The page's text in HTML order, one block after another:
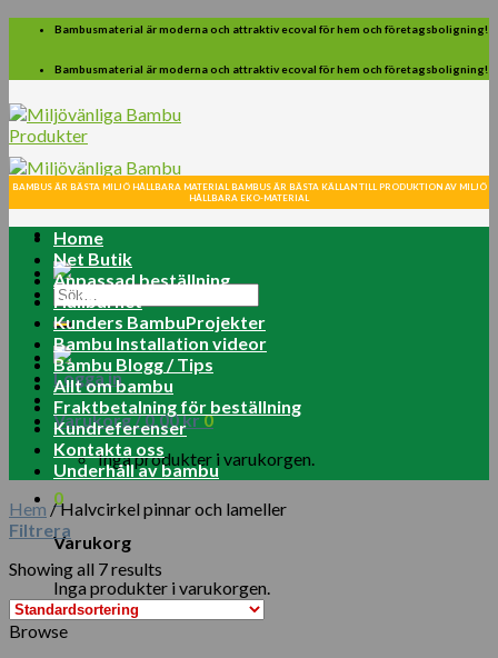
Skip
content
Bambusmaterial är moderna och attraktiv ecoval för hem och företagsboligning!
Bambusmaterial är moderna och attraktiv ecoval för hem och företagsboligning!
Sök
efter:
Logga in
Varukorg /0.00kr0
Inga produkter i varukorgen.
0
Varukorg
Inga produkter i varukorgen.
BAMBUS ÄR BÄSTA MILJÖ HÅLLBARA MATERIAL BAMBUS ÄR BÄSTA KÄLLAN TILL PRODUKTION AV MILJÖ
HÅLLBARA EKO-MATERIAL
Home
Net Butik
Anpassad beställning
Hållbarhet
Kunders BambuProjekter
Bambu Installation videor
Bambu Blogg / Tips
Allt om bambu
Fraktbetalning för beställning
Kundreferenser
Kontakta oss
Underhåll av bambu
Hem /Halvcirkel pinnar och lameller
Filtrera
Showing all 7 results
Browse